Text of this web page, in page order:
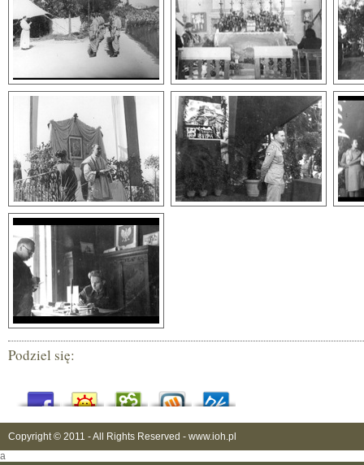
Podziel się:
Copyright © 2011 - All Rights Reserved - www.ioh.pl
a